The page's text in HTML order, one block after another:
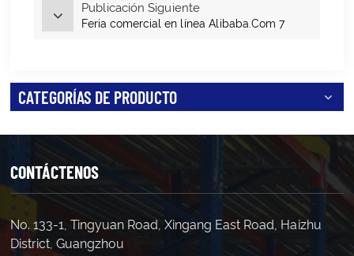
Publicación Siguiente
Feria comercial en línea Alibaba.Com 7
CATEGORÍAS DE PRODUCTO
CONTÁCTENOS
No. 133-1, Tingyuan Road, Xingang East Road, Haizhu
District, Guangzhou